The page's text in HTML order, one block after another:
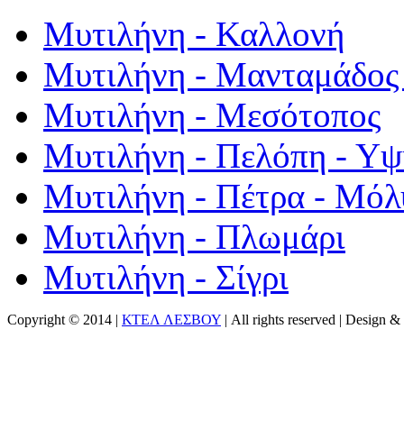
Μυτιλήνη - Καλλονή
Μυτιλήνη - Μανταμάδος
Μυτιλήνη - Μεσότοπος
Μυτιλήνη - Πελόπη -
Μυτιλήνη - Πέτρα -
Μυτιλήνη - Πλωμάρι
Μυτιλήνη - Σίγρι
Copyright © 2014 | ΚΤΕΛ ΛΕΣΒΟΥ | All rights reserved | Design &